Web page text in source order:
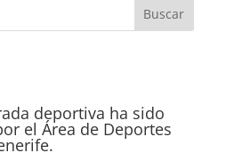
deportiva ha sido
el Área de Deportes